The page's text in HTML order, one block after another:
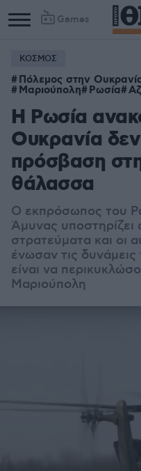
Games
ΚΟΣΜΟΣ
Πόλεμος στην
Μαριούπολη Ρωσία
Η Ρωσία
Ουκρανία
πρόσβαση
θάλασσα
Ο εκπρόσωπος του
Άμυνας υποστηρίζει
στρατεύματα και οι
ένωσαν τις
είναι να
Μαριούπολη